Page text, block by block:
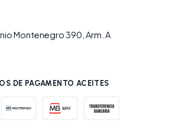
Montenegro 390, Arm. A
DE PAGAMENTO ACEITES